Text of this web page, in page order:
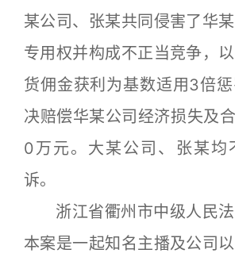
某公司、张某共同侵害了华
专用权并构成不正当竞争，
货佣金获利为基数适用3倍惩
决赔偿华某公司经济损失及
0万元。大某公司、张某均
诉。
浙江省衢州市中级人民法
本案是一起知名主播及公司以